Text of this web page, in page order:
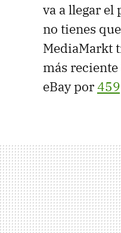
va a llegar el
no tienes
MediaMarkt
más reciente
eBay por